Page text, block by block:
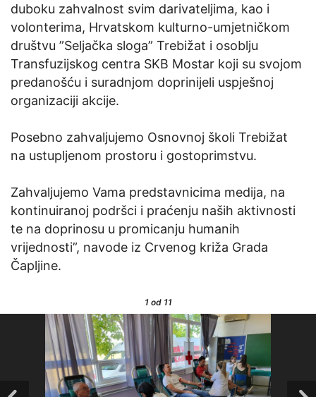
duboku zahvalnost svim darivateljima, kao i
volonterima, Hrvatskom kulturno-umjetničkom
društvu ”Seljačka sloga” Trebižat i osoblju
Transfuzijskog centra SKB Mostar koji su svojom
predanošću i suradnjom doprinijeli uspješnoj
organizaciji akcije.
Posebno zahvaljujemo Osnovnoj školi Trebižat
na ustupljenom prostoru i gostoprimstvu.
Zahvaljujemo Vama predstavnicima medija, na
kontinuiranoj podršci i praćenju naših aktivnosti
te na doprinosu u promicanju humanih
vrijednosti”, navode iz Crvenog križa Grada
Čapljine.
1od 11